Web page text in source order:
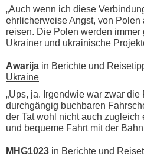
„Auch wenn ich diese
ehrlicherweise Angst, von Polen
reisen. Die Polen werden immer
Ukrainer und ukrainische
Awarija in Berichte und
Ukraine
„Ups, ja. Irgendwie war zwar die
durchgängig buchbaren
der Tat wohl nicht auch
und bequeme Fahrt mit der
MHG1023 in Berichte und